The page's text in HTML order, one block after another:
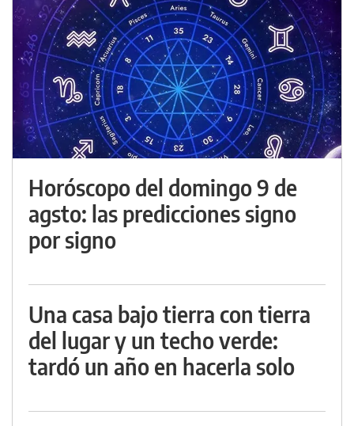
Horóscopo del domingo 9 de
agsto: las predicciones signo
por signo
Una casa bajo tierra con tierra
del lugar y un techo verde:
tardó un año en hacerla solo